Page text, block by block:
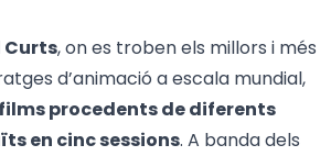
Curts, on es troben els millors i més
d’animació a escala mundial,
procedents de diferents
en cinc sessions. A banda dels